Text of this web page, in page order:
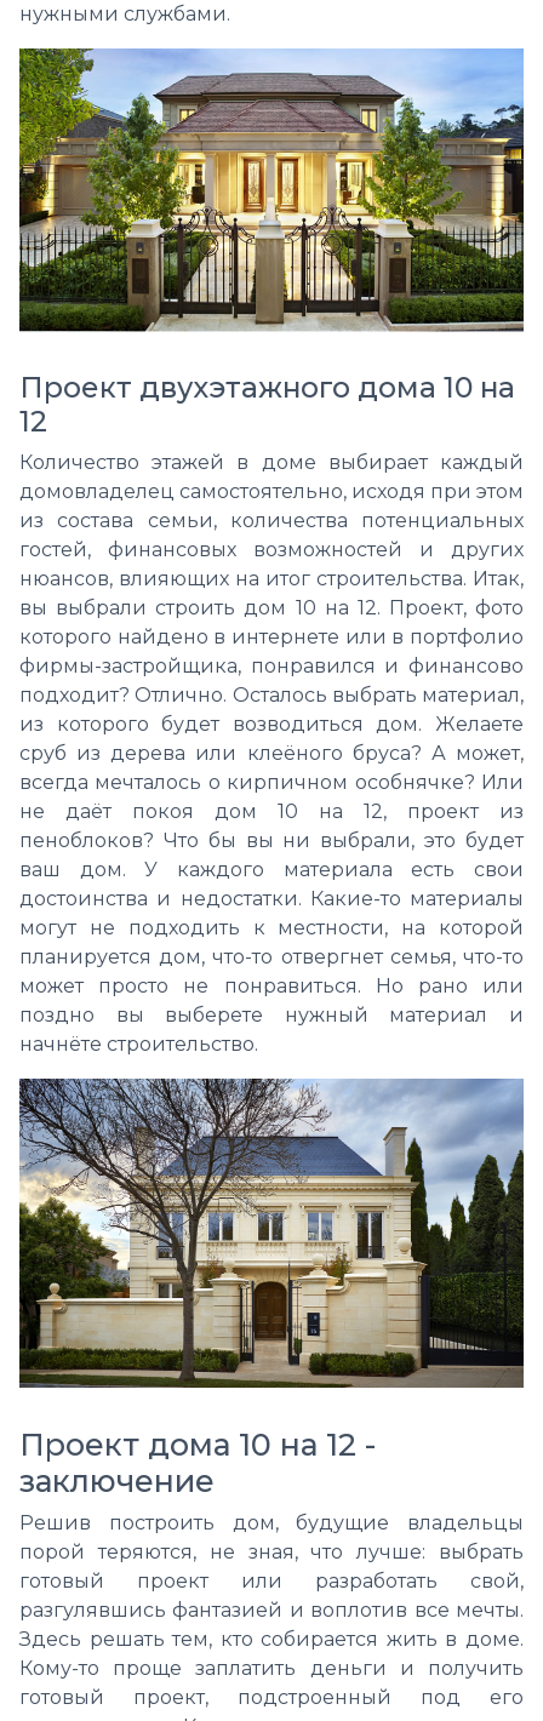
нужными службами.
Проект двухэтажного дома 10 на
12
Количество этажей в доме выбирает каждый
домовладелец самостоятельно, исходя при этом
из состава семьи, количества потенциальных
гостей, финансовых возможностей и других
нюансов, влияющих на итог строительства. Итак,
вы выбрали строить дом 10 на 12. Проект, фото
которого найдено в интернете или в портфолио
фирмы-застройщика, понравился и финансово
подходит? Отлично. Осталось выбрать материал,
из которого будет возводиться дом. Желаете
сруб из дерева или клеёного бруса? А может,
всегда мечталось о кирпичном особнячке? Или
не даёт покоя дом 10 на 12, проект из
пеноблоков? Что бы вы ни выбрали, это будет
ваш дом. У каждого материала есть свои
достоинства и недостатки. Какие-то материалы
могут не подходить к местности, на которой
планируется дом, что-то отвергнет семья, что-то
может просто не понравиться. Но рано или
поздно вы выберете нужный материал и
начнёте строительство.
Проект дома 10 на 12 -
заключение
Решив построить дом, будущие владельцы
порой теряются, не зная, что лучше: выбрать
готовый проект или разработать свой,
разгулявшись фантазией и воплотив все мечты.
Здесь решать тем, кто собирается жить в доме.
Кому-то проще заплатить деньги и получить
готовый проект, подстроенный под его